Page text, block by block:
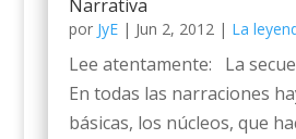
Narrativa
por JyE| Jun 2, 2012| La
Lee atentamente: La
En todas las narraciones
básicas, los núcleos, que